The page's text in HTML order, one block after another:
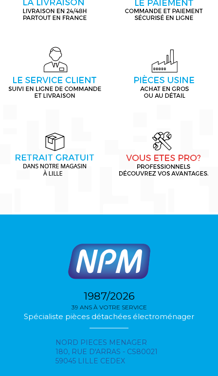
1987/2026
39 ANS À VOTRE SERVICE
Spécialiste pièces détachées électroménager
NORD PIECES MENAGER
180, RUE D'ARRAS - CS80021
59045 LILLE CEDEX